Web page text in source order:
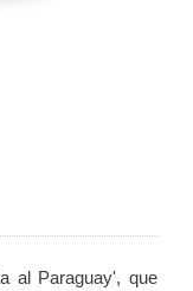
al Paraguay', que